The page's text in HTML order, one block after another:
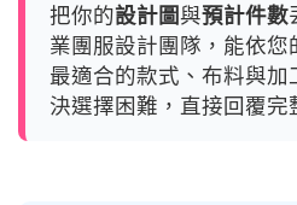
把你的設計圖與預計件數
業團服設計團隊，能依您
最適合的款式、布料與加
決選擇困難，直接回覆完